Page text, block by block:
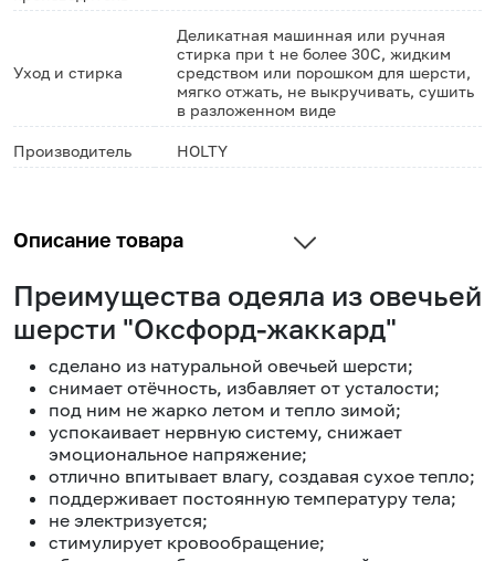
Уход и стирка
Деликатная машинная или ручная
стирка при t не более 30С, жидким
средством или порошком для шерсти,
мягко отжать, не выкручивать, сушить
в разложенном виде
Производитель HOLTY
Описание товара
Преимущества одеяла из овечьей
шерсти "Оксфорд-жаккард"
сделано из натуральной овечьей шерсти;
снимает отёчность, избавляет от усталости;
под ним не жарко летом и тепло зимой;
успокаивает нервную систему, снижает
эмоциональное напряжение;
отлично впитывает влагу, создавая сухое тепло;
поддерживает постоянную температуру тела;
не электризуется;
стимулирует кровообращение;